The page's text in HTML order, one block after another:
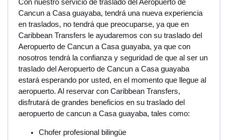
Con nuestro servicio de traslado del Aeropuerto de
Cancun a Casa guayaba, tendrá una nueva experiencia
en traslados, no tendrá que preocuparse, ya que en
Caribbean Transfers le ayudaremos con su traslado del
Aeropuerto de Cancun a Casa guayaba, ya que con
nosotros tendrá la confianza y seguridad de que al ser un
traslado del Aeropuerto de Cancun a Casa guayaba
estará esperando por usted, en el momento que llegue al
aeropuerto. Al reservar con Caribbean Transfers,
disfrutará de grandes beneficios en su traslado del
aeropuerto de cancun a Casa guayaba, tales como:
Chofer profesional bilingüe